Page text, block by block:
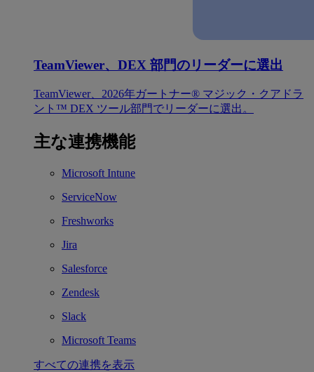
TeamViewer、DEX 部門のリーダーに選出
TeamViewer、2026年ガートナー® マジック・クアドラ
ント™ DEX ツール部門でリーダーに選出。
主な連携機能
Microsoft Intune
ServiceNow
Freshworks
Jira
Salesforce
Zendesk
Slack
Microsoft Teams
すべての連携を表示